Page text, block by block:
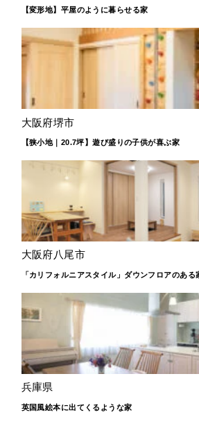
【変形地】平屋のように暮らせる家
大阪府堺市
【狭小地｜20.7坪】遊び盛りの子供が喜ぶ家
大阪府八尾市
「カリフォルニアスタイル」ダウンフロアのある
兵庫県
英国風絵本に出てくるような家